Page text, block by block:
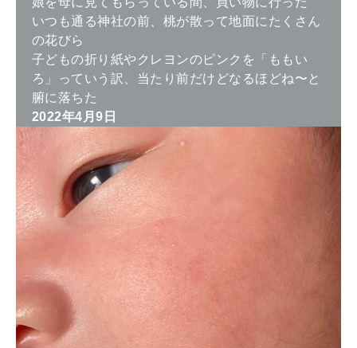
いつも通る神社の前、桃が散って地面にたくさん
の花びら
子どもの折り紙やクレヨンのピンクを「ももい
ろ」っていう訳、当たり前だけどなるほどね〜と
腑に落ちた
2022年4月9日